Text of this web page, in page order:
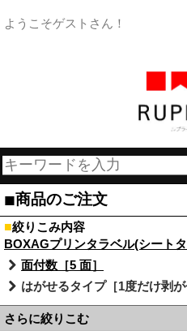
ようこそゲストさん！
■商品のご注文
■絞りこみ内容
BOXAGプリンタラベル(シート
面付数［5 面］
はがせるタイプ［1度だけ剥が
さらに絞りこむ